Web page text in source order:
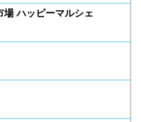
場 ハッピーマルシェ